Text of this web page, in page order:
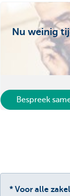
Nu weinig
Bespreek
* Voor alle